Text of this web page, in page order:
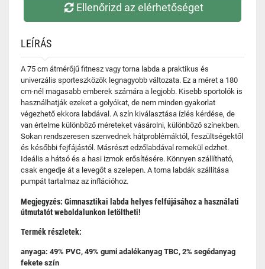
Ellenőrizd az elérhetőséget
LEÍRÁS
A 75 cm átmérőjű fitnesz vagy torna labda a praktikus és
univerzális sporteszközök legnagyobb változata. Ez a méret a 180
cm-nél magasabb emberek számára a legjobb. Kisebb sportolók is
használhatják ezeket a golyókat, de nem minden gyakorlat
végezhető ekkora labdával. A szín kiválasztása ízlés kérdése, de
van értelme különböző méreteket vásárolni, különböző színekben.
Sokan rendszeresen szenvednek hátproblémáktól, feszültségektől
és későbbi fejfájástól. Másrészt edzőlabdával remekül edzhet.
Ideális a hátsó és a hasi izmok erősítésére. Könnyen szállítható,
csak engedje át a levegőt a szelepen. A torna labdák szállítása
pumpát tartalmaz az inflációhoz.
Megjegyzés: Gimnasztikai labda helyes felfújásához a használati
útmutatót weboldalunkon letöltheti!
Termék részletek:
anyaga: 49% PVC, 49% gumi adalékanyag TBC, 2% segédanyag
fekete szín